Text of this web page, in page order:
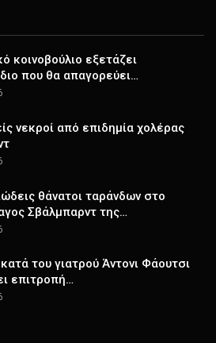
κοινοβούλιο εξετάζει
που θα απαγορεύει…
νεκροί από επιδημία χολέρας
θάνατοι ταράνδων στο
Σβάλμπαρντ της…
του γιατρού Άντονι Φάουτσι
επιτροπή…